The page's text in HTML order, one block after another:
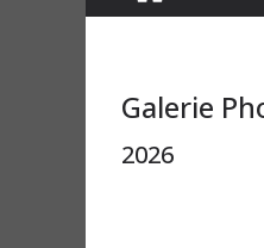
Galerie
2026